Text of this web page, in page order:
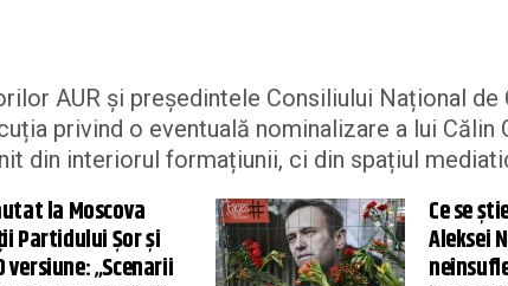
AUR și președintele Consiliului Național de
privind o eventuală nominalizare a lui Călin
din interiorul formațiunii, ci din spațiul
la Moscova
Partidului Șor și
versiune: „Scenarii
Ce se
Aleksei